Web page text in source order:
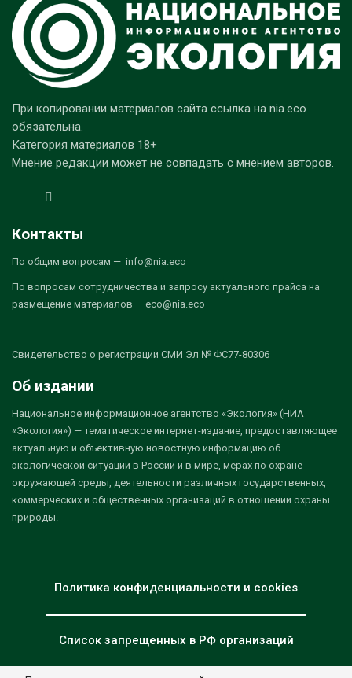
При копировании материалов сайта ссылка на nia.eco
обязательна.
Категория материалов 18+
Мнение редакции может не совпадать с мнением авторов.
Контакты
По общим вопросам — info@nia.eco
По вопросам сотрудничества и запросу актуального прайса на
размещение материалов — eco@nia.eco
Свидетельство о регистрации СМИ Эл № ФС77-80306
Об издании
Национальное информационное агентство «Экология» (НИА
«Экология») — тематическое интернет-издание, предоставляющее
актуальную и объективную новостную информацию об
экологической ситуации в России и в мире, мерах по охране
окружающей среды, деятельности различных государственных,
коммерческих и общественных организаций в отношении охраны
природы.
Политика конфиденциальности и cookies
Список запрещенных в РФ организаций